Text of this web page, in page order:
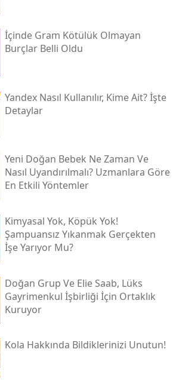
İçinde Gram Kötülük Olmayan
Burçlar Belli Oldu
Yandex Nasıl Kullanılır, Kime Ait? İşte
Detaylar
Yeni Doğan Bebek Ne Zaman Ve
Nasıl Uyandırılmalı? Uzmanlara Göre
En Etkili Yöntemler
Kimyasal Yok, Köpük Yok!
Şampuansız Yıkanmak Gerçekten
İşe Yarıyor Mu?
Doğan Grup Ve Elie Saab, Lüks
Gayrimenkul İşbirliği İçin Ortaklık
Kuruyor
Kola Hakkında Bildiklerinizi Unutun!